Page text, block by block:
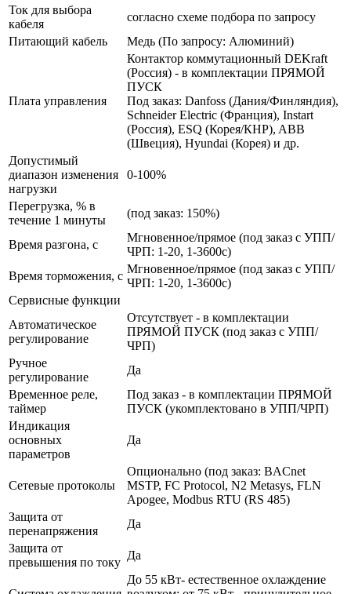
Ток для выбора
кабеля
согласно схеме подбора по запросу
Питающий кабель
Медь (По запросу: Алюминий)
Плата управления
Контактор коммутационный DEKraft
(Россия) - в комплектации ПРЯМОЙ
ПУСК
Под заказ: Danfoss (Дания/Финляндия),
Schneider Electric (Франция), Instart
(Россия), ESQ (Корея/КНР), ABB
(Швеция), Hyundai (Корея) и др.
Допустимый
диапазон изменения
нагрузки
0-100%
Перегрузка, % в
течение 1 минуты
(под заказ: 150%)
Время разгона, с
Мгновенное/прямое (под заказ с УПП/
ЧРП: 1-20, 1-3600с)
Время торможения, с
Мгновенное/прямое (под заказ с УПП/
ЧРП: 1-20, 1-3600с)
Сервисные функции
Автоматическое
регулирование
Отсутствует - в комплектации
ПРЯМОЙ ПУСК (под заказ с УПП/
ЧРП)
Ручное
регулирование
Да
Временное реле,
таймер
Под заказ - в комплектации ПРЯМОЙ
ПУСК (укомплектовано в УПП/ЧРП)
Индикация
основных
параметров
Да
Сетевые протоколы
Опционально (под заказ: BACnet
MSTP, FC Protocol, N2 Metasys, FLN
Apogee, Modbus RTU (RS 485)
Защита от
перенапряжения
Да
Защита от
превышения по току
Да
До 55 кВт- естественное охлаждение